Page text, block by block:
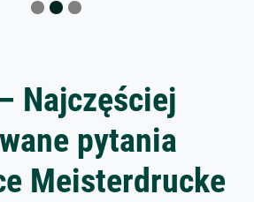
Najczęściej
pytania
Meisterdrucke